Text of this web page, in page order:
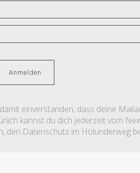
einverstanden, dass deine
kannst du dich jederzeit vom
den Datenschutz im Holunderweg